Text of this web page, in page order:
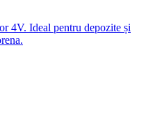
4V. Ideal pentru depozite și